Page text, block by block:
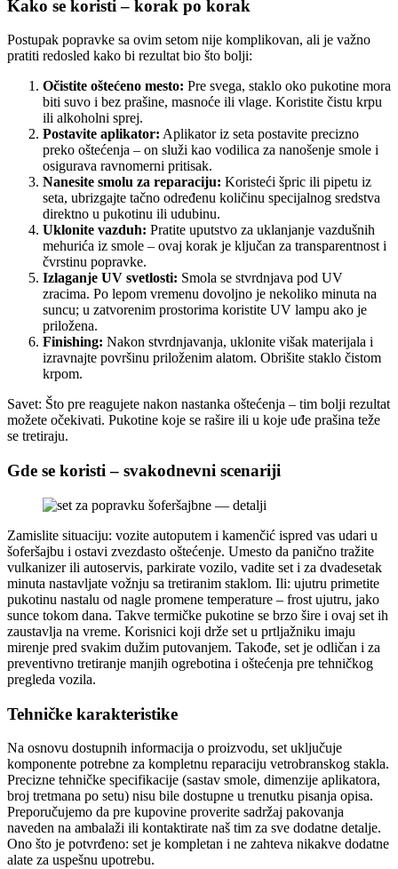
Kako se koristi – korak po korak
Postupak popravke sa ovim setom nije komplikovan, ali je važno
pratiti redosled kako bi rezultat bio što bolji:
Očistite oštećeno mesto: Pre svega, staklo oko pukotine mora
biti suvo i bez prašine, masnoće ili vlage. Koristite čistu krpu
ili alkoholni sprej.
Postavite aplikator: Aplikator iz seta postavite precizno
preko oštećenja – on služi kao vodilica za nanošenje smole i
osigurava ravnomerni pritisak.
Nanesite smolu za reparaciju: Koristeći špric ili pipetu iz
seta, ubrizgajte tačno određenu količinu specijalnog sredstva
direktno u pukotinu ili udubinu.
Uklonite vazduh: Pratite uputstvo za uklanjanje vazdušnih
mehurića iz smole – ovaj korak je ključan za transparentnost i
čvrstinu popravke.
Izlaganje UV svetlosti: Smola se stvrdnjava pod UV
zracima. Po lepom vremenu dovoljno je nekoliko minuta na
suncu; u zatvorenim prostorima koristite UV lampu ako je
priložena.
Finishing: Nakon stvrdnjavanja, uklonite višak materijala i
izravnajte površinu priloženim alatom. Obrišite staklo čistom
krpom.
Savet: Što pre reagujete nakon nastanka oštećenja – tim bolji rezultat
možete očekivati. Pukotine koje se rašire ili u koje uđe prašina teže
se tretiraju.
Gde se koristi – svakodnevni scenariji
Zamislite situaciju: vozite autoputem i kamenčić ispred vas udari u
šoferšajbu i ostavi zvezdasto oštećenje. Umesto da panično tražite
vulkanizer ili autoservis, parkirate vozilo, vadite set i za dvadesetak
minuta nastavljate vožnju sa tretiranim staklom. Ili: ujutru primetite
pukotinu nastalu od nagle promene temperature – frost ujutru, jako
sunce tokom dana. Takve termičke pukotine se brzo šire i ovaj set ih
zaustavlja na vreme. Korisnici koji drže set u prtljažniku imaju
mirenje pred svakim dužim putovanjem. Takođe, set je odličan i za
preventivno tretiranje manjih ogrebotina i oštećenja pre tehničkog
pregleda vozila.
Tehničke karakteristike
Na osnovu dostupnih informacija o proizvodu, set uključuje
komponente potrebne za kompletnu reparaciju vetrobranskog stakla.
Precizne tehničke specifikacije (sastav smole, dimenzije aplikatora,
broj tretmana po setu) nisu bile dostupne u trenutku pisanja opisa.
Preporučujemo da pre kupovine proverite sadržaj pakovanja
naveden na ambalaži ili kontaktirate naš tim za sve dodatne detalje.
Ono što je potvrđeno: set je kompletan i ne zahteva nikakve dodatne
alate za uspešnu upotrebu.